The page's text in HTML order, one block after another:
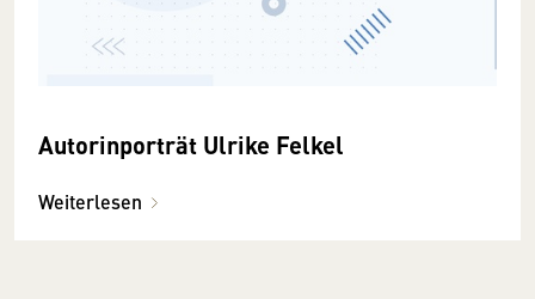
Autorinporträt Ulrike Felkel
Weiterlesen